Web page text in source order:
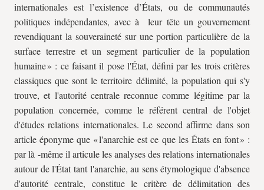
internationales est l’existence d’États, ou de communautés
politiques indépendantes, avec à leur tête un gouvernement
revendiquant la souveraineté sur une portion particulière de la
surface terrestre et un segment particulier de la population
humaine » : ce faisant il pose l'État, défini par les trois critères
classiques que sont le territoire délimité, la population qui s'y
trouve, et l'autorité centrale reconnue comme légitime par la
population concernée, comme le référent central de l'objet
d'études relations internationales. Le second affirme dans son
article éponyme que « l'anarchie est ce que les États en font » :
par là -même il articule les analyses des relations internationales
autour de l'État tant l'anarchie, au sens étymologique d'absence
d'autorité centrale, constitue le critère de délimitation des